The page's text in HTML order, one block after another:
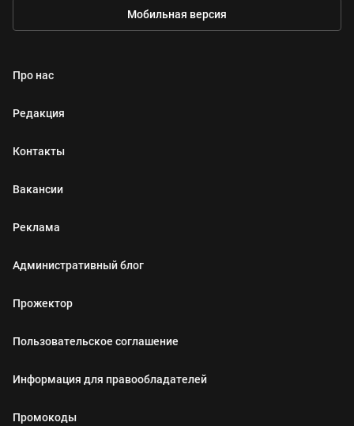
Мобильная версия
Про нас
Редакция
Контакты
Вакансии
Реклама
Административный блог
Прожектор
Пользовательское соглашение
Информация для правообладателей
Промокоды